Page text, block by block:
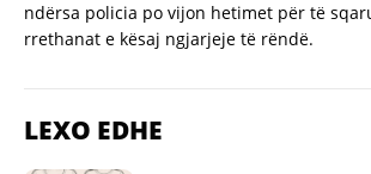
ndërsa policia po vijon hetimet për të
rrethanat e kësaj ngjarjeje të rëndë.
LEXO EDHE